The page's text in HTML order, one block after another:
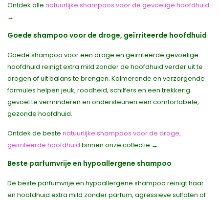
Ontdek alle natuurlijke shampoos voor de gevoelige hoofdhuid
→
Goede shampoo voor de droge, geïrriteerde hoofdhuid
Goede shampoo voor een droge en geïrriteerde gevoelige
hoofdhuid reinigt extra mild zonder de hoofdhuid verder uit te
drogen of uit balans te brengen. Kalmerende en verzorgende
formules helpen jeuk, roodheid, schilfers en een trekkerig
gevoel te verminderen en ondersteunen een comfortabele,
gezonde hoofdhuid.
Ontdek de beste natuurlijke shampoos voor de droge,
geïrriteerde hoofdhuid binnen onze collectie →
Beste parfumvrije en hypoallergene shampoo
De beste parfumvrije en hypoallergene shampoo reinigt haar
en hoofdhuid extra mild zonder parfum, agressieve sulfaten of